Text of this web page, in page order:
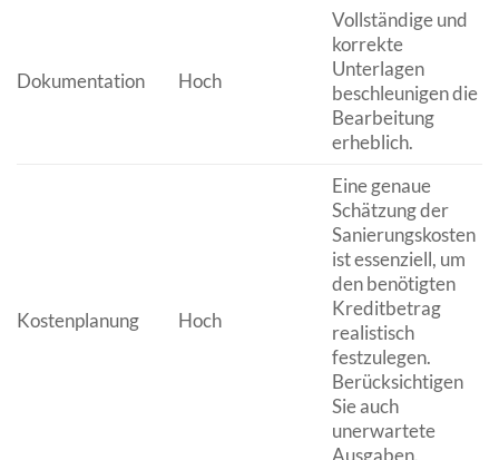
Dokumentation Hoch
Vollständige und
korrekte
Unterlagen
beschleunigen die
Bearbeitung
erheblich.
Kostenplanung Hoch
Eine genaue
Schätzung der
Sanierungskosten
ist essenziell, um
den benötigten
Kreditbetrag
realistisch
festzulegen.
Berücksichtigen
Sie auch
unerwartete
Ausgaben.